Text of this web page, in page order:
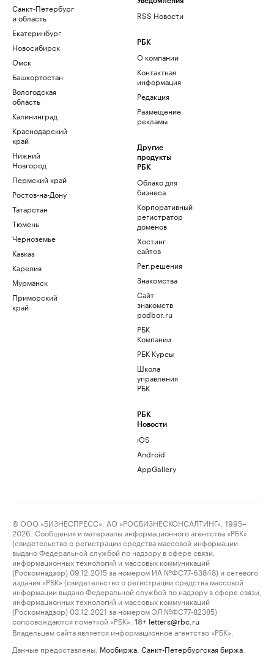
Санкт-Петербург
и область
Екатеринбург
Новосибирск
Омск
Башкортостан
Вологодская
область
Калининград
Краснодарский
край
Нижний
Новгород
Пермский край
Ростов-на-Дону
Татарстан
Тюмень
Черноземье
Кавказ
Карелия
Мурманск
Приморский
край
RSS Новости
РБК
О компании
Контактная
информация
Редакция
Размещение
рекламы
Другие
продукты
РБК
Облако для
бизнеса
Корпоративный
регистратор
доменов
Хостинг
сайтов
Рег.решения
Знакомства
Сайт
знакомств
podbor.ru
РБК
Компании
РБК Курсы
Школа
управления
РБК
РБК
Новости
iOS
Android
AppGallery
© ООО «БИЗНЕСПРЕСС», АО «РОСБИЗНЕСКОНСАЛТИНГ», 1995–
2026. Сообщения и материалы информационного агентства «РБК»
(свидетельство о регистрации средства массовой информации
выдано Федеральной службой по надзору в сфере связи,
информационных технологий и массовых коммуникаций
(Роскомнадзор) 09.12.2015 за номером ИА №ФС77-63848) и сетевого
издания «РБК» (свидетельство о регистрации средства массовой
информации выдано Федеральной службой по надзору в сфере связи,
информационных технологий и массовых коммуникаций
(Роскомнадзор) 03.12.2021 за номером ЭЛ №ФС77-82385)
сопровождаются пометкой «РБК».
18+ letters@rbc.ru
Владельцем сайта является информационное агентство «РБК».
Данные предоставлены: Мосбиржа Санкт-Петербургская биржа